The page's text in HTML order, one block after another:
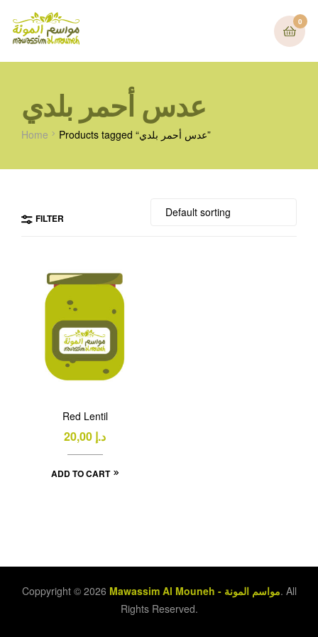
0
عدس أحمر بلدي
Home Products tagged “عدس أحمر بلدي”
FILTER
Red Lentil
د.إ
ADD TO CART
Coppyright © 2026 Mawassim Al Mouneh - مواسم المونة. All
Rights Reserved.